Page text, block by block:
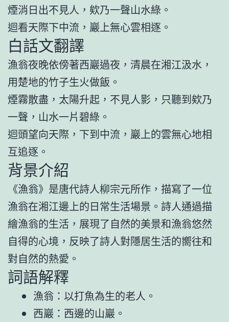
煙消日出不見人，欸乃一聲山水綠。
迴看天際下中流，巖上無心雲相逐。
白話文翻譯
漁翁夜晚依傍著西巖過夜，清晨在湘江汲水，
用楚地的竹子生火做飯。
煙霧散盡，太陽升起，不見人影，只聽到欸乃
一聲，山水一片碧綠。
迴頭望向天際，下到中流，巖上的雲無心地相
互追逐。
背景介紹
《漁翁》是唐代詩人柳宗元所作，描寫了一位
漁翁在湘江邊上的日常生活場景。詩人通過描
繪漁翁的生活，展現了自然的美景和漁翁悠然
自得的心境，反映了詩人對隱居生活的嚮往和
對自然的熱愛。
詞語解釋
漁翁：以打魚為生的老人。
西巖：西邊的山巖。